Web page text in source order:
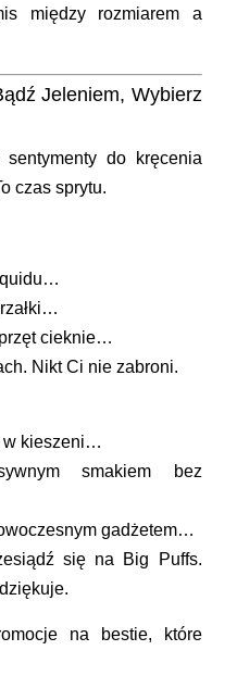
między rozmiarem a
Jeleniem, Wybierz
do kręcenia
czas sprytu.
cieknie…
Nikt Ci nie zabroni.
w kieszeni…
smakiem bez
gadżetem…
się na Big Puffs.
na bestie, które